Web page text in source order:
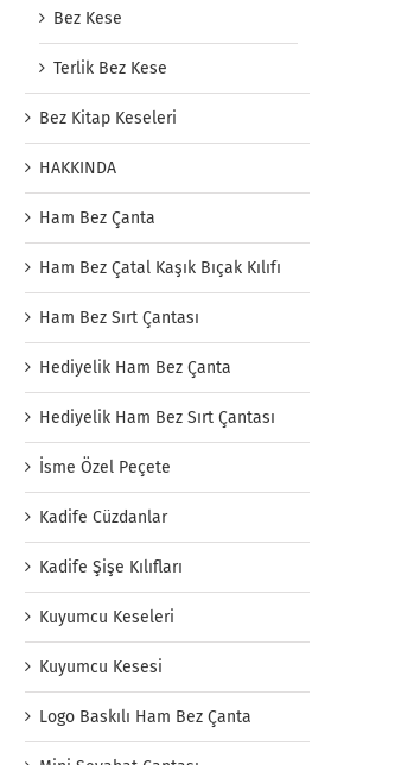
Bez Kese
Terlik Bez Kese
Bez Kitap Keseleri
HAKKINDA
Ham Bez Çanta
Ham Bez Çatal Kaşık Bıçak Kılıfı
Ham Bez Sırt Çantası
Hediyelik Ham Bez Çanta
Hediyelik Ham Bez Sırt Çantası
İsme Özel Peçete
Kadife Cüzdanlar
Kadife Şişe Kılıfları
Kuyumcu Keseleri
Kuyumcu Kesesi
Logo Baskılı Ham Bez Çanta